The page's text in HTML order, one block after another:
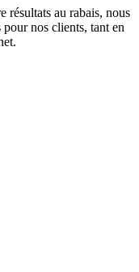
résultats au rabais, nous
pour nos clients, tant en